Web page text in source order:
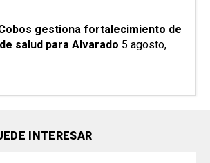
gestiona fortalecimiento de
salud para Alvarado 5 agosto,
INTERESAR